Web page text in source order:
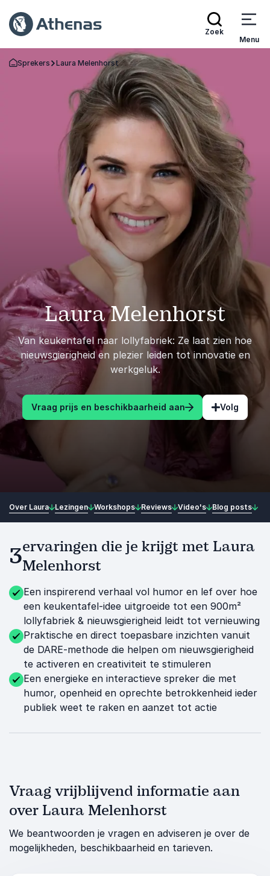
Zoek
Menu
Terug naar de startpagina
Sprekers Laura Melenhorst
Laura Melenhorst
Van keukentafel naar lollyfabriek: Ze laat zien hoe
nieuwsgierigheid en plezier leiden tot innovatie en
werkgeluk.
Vraag prijs en beschikbaarheid aan Volg
Over Laura Lezingen Workshops Reviews Video's Blog posts
3ervaringen die je krijgt met Laura
Melenhorst
Een inspirerend verhaal vol humor en lef over hoe
een keukentafel-idee uitgroeide tot een 900m²
lollyfabriek & nieuwsgierigheid leidt tot vernieuwing
Praktische en direct toepasbare inzichten vanuit
de DARE-methode die helpen om nieuwsgierigheid
te activeren en creativiteit te stimuleren
Een energieke en interactieve spreker die met
humor, openheid en oprechte betrokkenheid ieder
publiek weet te raken en aanzet tot actie
Vraag vrijblijvend informatie aan
over Laura Melenhorst
We beantwoorden je vragen en adviseren je over de
mogelijkheden, beschikbaarheid en tarieven.